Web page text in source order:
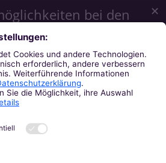
bei den
zum Datenschutz
Webseiten-Erlebnis bieten.
die für das Funktionieren
sind. Mit Ihrer Zustimmung
und andere Technologien, die
(Videos über Youtube, Audios
über MapTiler ...) oder zu
Kategorien Sie zulassen möchten.
auf Basis Ihrer Einstellungen
alle Funktionalitäten der Seite zur
Informationen und die Möglichkeit
✕